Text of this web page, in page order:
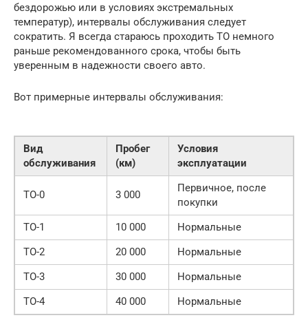
бездорожью или в условиях экстремальных
температур), интервалы обслуживания следует
сократить. Я всегда стараюсь проходить ТО немного
раньше рекомендованного срока, чтобы быть
уверенным в надежности своего авто.
Вот примерные интервалы обслуживания:
Вид
обслуживания
Пробег
(км)
Условия
эксплуатации
ТО-0 3 000
Первичное, после
покупки
ТО-1
10 000
Нормальные
ТО-2
20 000
Нормальные
ТО-3
30 000
Нормальные
ТО-4
40 000 Нормальные